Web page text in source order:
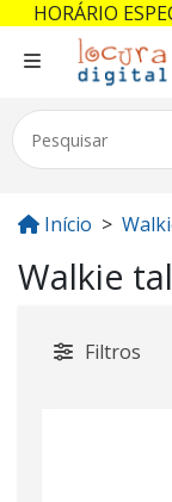
Início
Walkie
Filtros
HORÁRIO